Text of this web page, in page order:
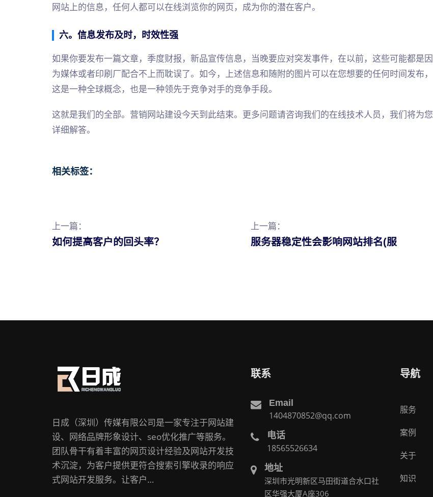
网站上的信息，任何人都可以在线浏览你的网页，成为你的潜在客户。
六。信息发布及时，时效性强
如果你要发布一篇文章，季度财报，新品宣传信息，当晚要应对突发事件，在以前，这些可能都是因
为媒体或者印刷厂配合不上而耽误了。如今，上述信息和随附的图片可以在您想要的任何时间发布，
这是一种全球概念，也是一种领先于竞争对手的竞争手段。
这就是我们的全部。营销网站建设今天到此结束。更多问题请咨询我们的在线技术人员，我们将为您
详细解答。
相关标签：
上一篇：
如何提高客户的回头率？
上一篇：
服务器稳定性会影响网站排名(服
日成（深圳）传媒有限公司是一家专注于网站建
设、网络品牌形象设计、seo优化推广等服务。
团队骨干有着丰富的网页设计经验及网站开发技
术沉淀，为客户提供更符合搜索引擎收录的响应
式网站开发服务。让客户…
联系
Email
1404870852@qq.com
电话
18565526634
地址
深圳市光明新区马田街道合水口社
区华强大厦A座306
导航
服务
案例
关于
知识